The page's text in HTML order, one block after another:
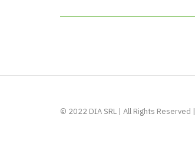
© 2022 DIA SRL | All Rights Reserved |